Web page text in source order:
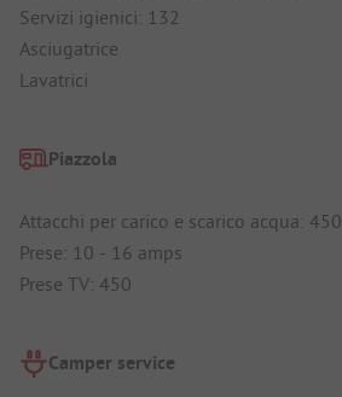
Servizi igienici: 132
Asciugatrice
Lavatrici
Piazzola
Attacchi per carico e scarico acqua: 450
Prese: 10 - 16 amps
Prese TV: 450
Camper service